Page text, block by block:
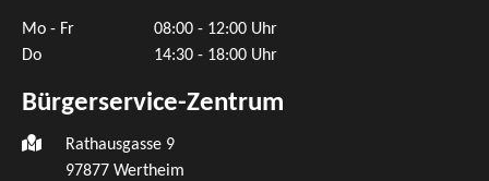
Mo - Fr
08:00 - 12:00 Uhr
Do
14:30 - 18:00 Uhr
Bürgerservice-Zentrum
Rathausgasse 9
97877 Wertheim